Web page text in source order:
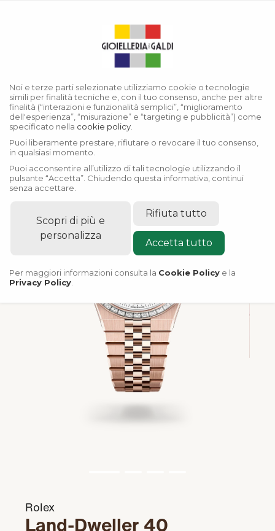
Collezione Land-Dweller
Rolex
Land-Dweller 40
Noi e terze parti selezionate utilizziamo cookie o tecnologie
simili per finalità tecniche e, con il tuo consenso, anche per altre
finalità (“interazioni e funzionalità semplici”, “miglioramento
dell'esperienza”, “misurazione” e “targeting e pubblicità”) come
specificato nella cookie policy
Puoi liberamente prestare, rifiutare o revocare il tuo consenso,
in qualsiasi momento.
Puoi acconsentire all’utilizzo di tali tecnologie utilizzando il
pulsante “Accetta”. Chiudendo questa informativa, continui
senza accettare.
Scopri di più e
personalizza
Rifiuta tutto
Accetta tutto
Per maggiori informazioni consulta la Cookie Policy e la
Privacy Policy